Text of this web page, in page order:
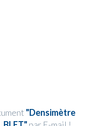
"Densimètre